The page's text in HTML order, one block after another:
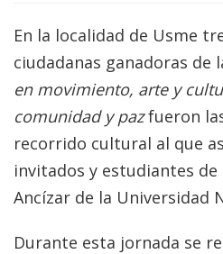
En la localidad de Usme
ciudadanas ganadoras de
en movimiento, arte y
comunidad y pazfueron
recorrido cultural al que
invitados y estudiantes de
Ancízar de la Universidad
Durante esta jornada se